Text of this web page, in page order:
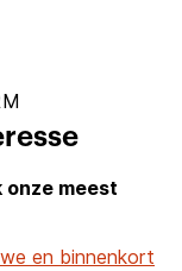
onze meest
en binnenkort